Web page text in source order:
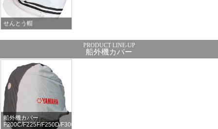
せんとう帽
船外機カバー
船外機カバー
F200C/F225F/F250D/F300B/F200T/F200S/F235A